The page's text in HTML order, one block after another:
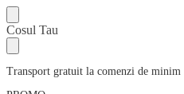
Skip
to
navigation
Skip
to
content
Cosul Tau
Transport gratuit la comenzi de